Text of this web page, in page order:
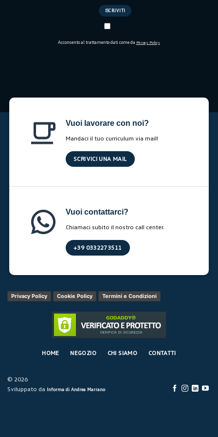
Acconsento al trattamento dati come da Privacy Policy
Vuoi lavorare con noi?
Mandaci il tuo curriculum via mail!
SCRIVICI UNA MAIL
Vuoi contattarci?
Chiamaci subito il nostro call center.
+39 0332273511
Privacy Policy Cookie Policy Termini e Condizioni
© 2026
Sviluppato da Informa di Andrea Marrano
HOME NEGOZIO CHI SIAMO CONTATTI